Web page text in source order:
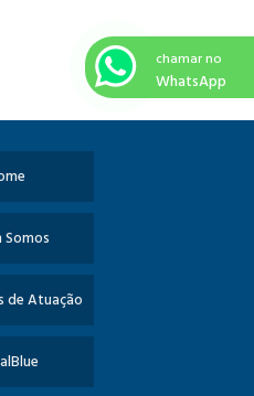
Somos
de Atuação
chamar no
WhatsApp